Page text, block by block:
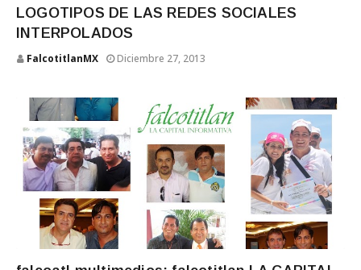
LOGOTIPOS DE LAS REDES SOCIALES
INTERPOLADOS
FalcotitlanMX Diciembre 27, 2013